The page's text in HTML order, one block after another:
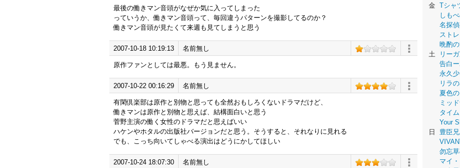
最後の働きマン音頭がなぜか気に入ってしまった
っていうか、働きマン音頭って、毎回違うパターンを撮影してるのか？
働きマン音頭が見たくて来週も見てしまうと思う
2007-10-18 10:19:13 名前無し
原作ファンとしては最悪。もう見ません。
2007-10-22 00:16:29 名前無し
有閑倶楽部は原作と別物と思っても全然おもしろくないドラマだけど、
働きマンは原作と別物と思えば、結構面白いと思う
菅野主演の働く女性のドラマだと思えばいい
ハケンやホタルの出版社バージョンだと思う。そうすると、それなりに見れる
でも、こっち向いてしゃべる演出はどうにかしてほしい
2007-10-24 18:07:30 名前無し
金 Tシャ
しも
名探
スト
晩酌
土
リー
告白
永久
リラ
夏色
ミッ
タイ
Your
日
豊臣
勿忘
マイ